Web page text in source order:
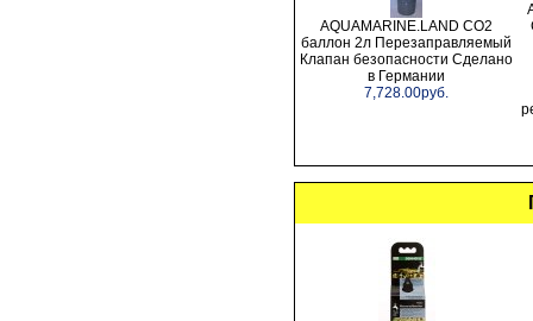
AQUAMARINE.LAND CO2
баллон 2л Перезаправляемый
Клапан безопасности Сделано
в Германии
7,728.00руб.